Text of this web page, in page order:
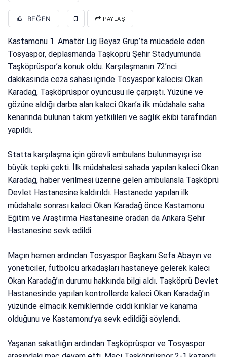
BEĞEN PAYLAŞ
Kastamonu 1. Amatör Lig Beyaz Grup’ta mücadele eden
Tosyaspor, deplasmanda Taşköprü Şehir Stadyumunda
Taşköprüspor’a konuk oldu. Karşılaşmanın 72’nci
dakikasında ceza sahası içinde Tosyaspor kalecisi Okan
Karadağ, Taşköprüspor oyuncusu ile çarpıştı. Yüzüne ve
gözüne aldığı darbe alan kaleci Okan’a ilk müdahale saha
kenarında bulunan takım yetkilileri ve sağlık ekibi tarafından
yapıldı.
Statta karşılaşma için görevli ambulans bulunmayışı ise
büyük tepki çekti. İlk müdahalesi sahada yapılan kaleci Okan
Karadağ, haber verilmesi üzerine gelen ambulansla Taşköprü
Devlet Hastanesine kaldırıldı. Hastanede yapılan ilk
müdahale sonrası kaleci Okan Karadağ önce Kastamonu
Eğitim ve Araştırma Hastanesine oradan da Ankara Şehir
Hastanesine sevk edildi.
Maçın hemen ardından Tosyaspor Başkanı Sefa Abayın ve
yöneticiler, futbolcu arkadaşları hastaneye gelerek kaleci
Okan Karadağ’ın durumu hakkında bilgi aldı. Taşköprü Devlet
Hastanesinde yapılan kontrollerde kaleci Okan Karadağ’ın
yüzünde elmacık kemiklerinde ciddi kırıklar ve kanama
olduğunu ve Kastamonu’ya sevk edildiği söylendi.
Yaşanan sakatlığın ardından Taşköprüspor ve Tosyaspor